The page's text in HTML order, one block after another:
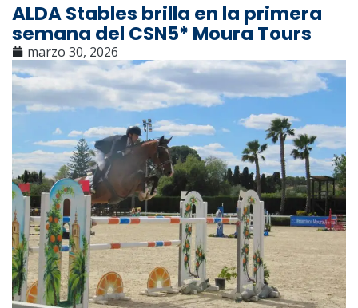
ALDA Stables brilla en la primera
semana del CSN5* Moura Tours
marzo 30, 2026